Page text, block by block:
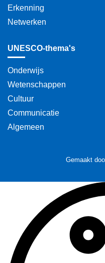
jongerenwerking
vrije uitwisseling
en kennis
databanken
wetenschappelijk
buitenlands
open science
woestijnvorming
Erkenning
Netwerken
UNESCO-thema's
Onderwijs
Wetenschappen
Cultuur
Communicatie
Algemeen
Gemaakt